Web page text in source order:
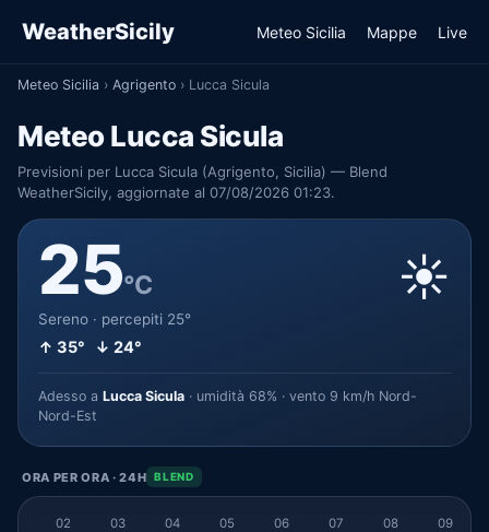
WeatherSicily Meteo Sicilia Mappe Live
Meteo Sicilia › Agrigento › Lucca Sicula
Meteo Lucca Sicula
Previsioni per Lucca Sicula (Agrigento, Sicilia) — Blend
WeatherSicily, aggiornate al 07/08/2026 01:23.
25°C
Sereno · percepiti 25°
↑ 35° ↓ 24°
☀️
Adesso a Lucca Sicula · umidità 68% · vento 9 km/h Nord-
Nord-Est
ORA PER ORA · 24H BLEND
02 03 04 05 06 07 08 09